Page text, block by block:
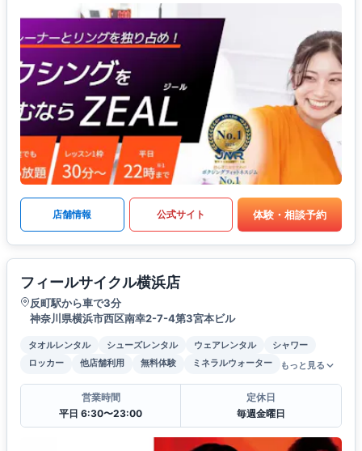
店舗情報 公式サイト 体験・相談予約
フィールサイクル横浜店
反町駅から車で3分
神奈川県横浜市西区南幸2-7-4第3宮本ビル
タオルレンタル シューズレンタル ウェアレンタル
シャワー
ロッカー
他店舗利用 無料体験 ミネラルウォーター もっと見る
営業時間
平日 6:30〜23:00
定休日
毎週金曜日